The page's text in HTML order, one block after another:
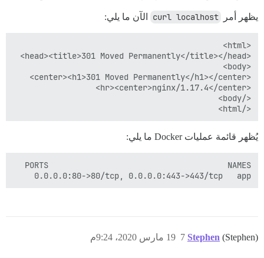
يظهر أمر curl localhost الآن ما يلي:
</html>
يُظهر قائمة عمليات Docker ما يلي:
0.0.0.0:80->80/tcp, 0.0.0.0:443->443/tcp   app
Stephen (Stephen) 19 مارس 2020، 9:24م 7